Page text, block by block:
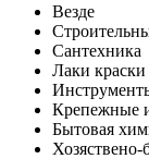
Везде
Сантехника
Лаки краски
Крепежные
Бытовая